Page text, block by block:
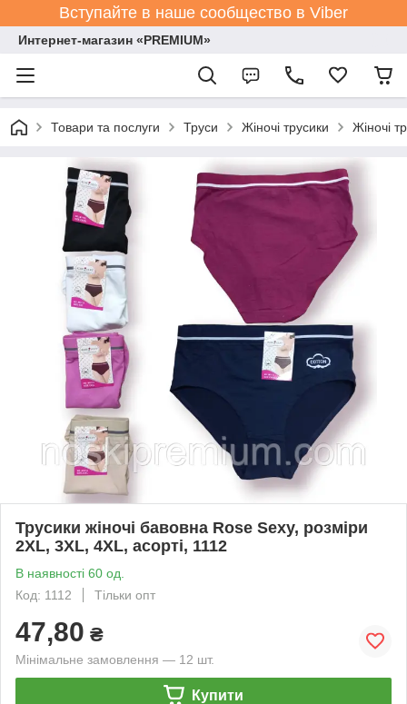
Вступайте в наше сообщество в Viber
Интернет-магазин «PREMIUM»
Товари та послуги Труси Жіночі трусики Жіночі
Трусики жіночі бавовна Rose Sexy, розміри
2XL, 3XL, 4XL, асорті, 1112
В наявності 60 од.
Код: 1112
Тільки опт
47,80 ₴
Мінімальне замовлення — 12 шт.
Купити